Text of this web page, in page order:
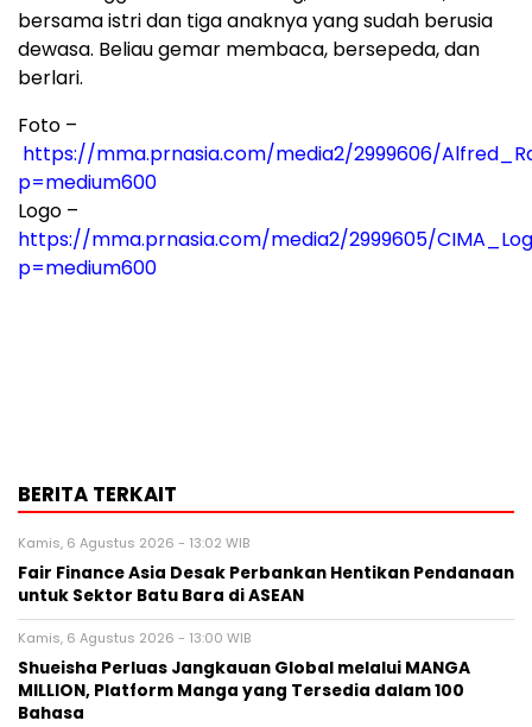
bersama istri dan tiga anaknya yang sudah berusia
dewasa. Beliau gemar membaca, bersepeda, dan
berlari.
Foto –
https://mma.prnasia.com/media2/2999606/
p=medium600
Logo –
https://mma.prnasia.com/media2/2999605/
p=medium600
BERITA TERKAIT
Kamis, 6 Agustus 2026 - 13:02 WIB
Fair Finance Asia Desak Perbankan Hentikan Pendanaan
untuk Sektor Batu Bara di ASEAN
Kamis, 6 Agustus 2026 - 13:00 WIB
Shueisha Perluas Jangkauan Global melalui MANGA
MILLION, Platform Manga yang Tersedia dalam 100
Bahasa